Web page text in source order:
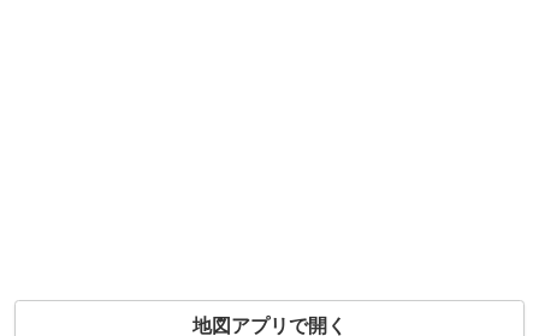
地図アプリで開く